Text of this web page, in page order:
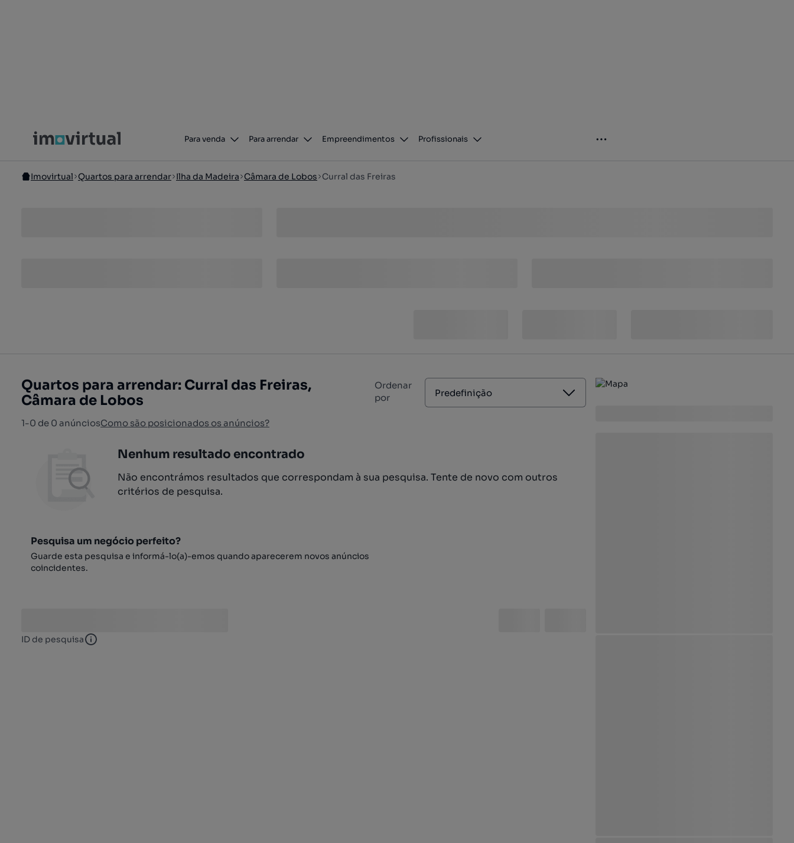
Para venda Para arrendar Empreendimentos Profissionais
Imovirtual Quartos para arrendar Ilha da Madeira Câmara de Lobos Curral das Freiras
Quartos para arrendar: Curral das Freiras,
Câmara de Lobos
1-0 de 0 anúnciosComo são posicionados os anúncios?
Ordenar
por
Predefinição
Nenhum resultado encontrado
Não encontrámos resultados que correspondam à sua pesquisa. Tente de novo com outros
critérios de pesquisa.
Pesquisa um negócio perfeito?
Guarde esta pesquisa e informá-lo(a)-emos quando aparecerem novos anúncios
coincidentes.
ID de pesquisa ID de pesquisa